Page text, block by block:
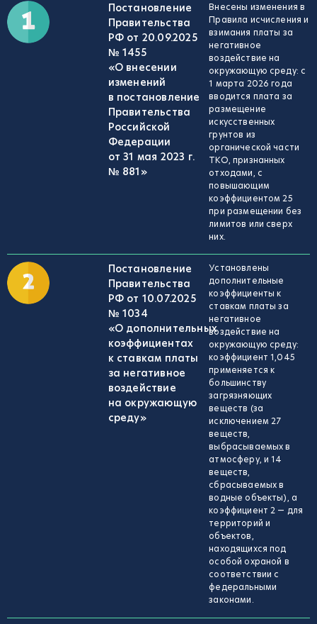
Постановление
Правительства
РФ от 20.09.2025
№ 1455
«О внесении
изменений
в постановление
Правительства
Российской
Федерации
от 31 мая 2023 г.
№ 881»
Внесены изменения в
Правила исчисления и
взимания платы за
негативное
воздействие на
окружающую среду: с
1 марта 2026 года
вводится плата за
размещение
искусственных
грунтов из
органической части
ТКО, признанных
отходами, с
повышающим
коэффициентом 25
при размещении без
лимитов или сверх
них.
Постановление
Правительства
РФ от 10.07.2025
№ 1034
«О дополнительных
коэффициентах
к ставкам платы
за негативное
воздействие
на окружающую
среду»
Установлены
дополнительные
коэффициенты к
ставкам платы за
негативное
воздействие на
окружающую среду:
коэффициент 1,045
применяется к
большинству
загрязняющих
веществ (за
исключением 27
веществ,
выбрасываемых в
атмосферу, и 14
веществ,
сбрасываемых в
водные объекты), а
коэффициент 2 — для
территорий и
объектов,
находящихся под
особой охраной в
соответствии с
федеральными
законами.